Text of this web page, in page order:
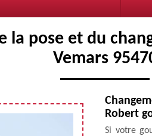
la pose et du
Vemars
Robert
Si votre